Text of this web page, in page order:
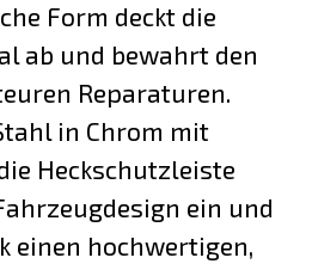
Form deckt die
ab und bewahrt den
Reparaturen.
in Chrom mit
Heckschutzleiste
ein und
einen hochwertigen,